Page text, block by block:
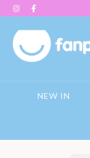
NEW IN